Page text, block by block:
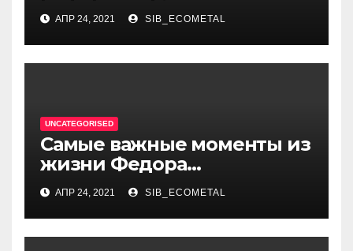
правление стало вехой в
истории России и обрёл
международное
признание
АПР 24, 2021 SIB_ECOMETAL
UNCATEGORISED
Самые важные моменты из
жизни Федора
Достоевского — от детства
и становления писателя до
трагических событий и
восхождения на
АПР 24, 2021 SIB_ECOMETAL